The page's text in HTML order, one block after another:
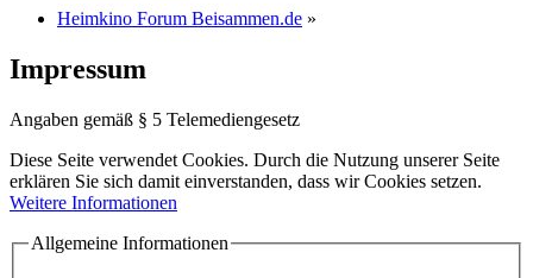
Heimkino Forum Beisammen.de »
Impressum
Angaben gemäß § 5 Telemediengesetz
Diese Seite verwendet Cookies. Durch die Nutzung unserer Seite
erklären Sie sich damit einverstanden, dass wir Cookies setzen.
Weitere Informationen
Allgemeine Informationen